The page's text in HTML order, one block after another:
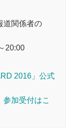
道関係者の
20:00
2016」公式
加受付はこ